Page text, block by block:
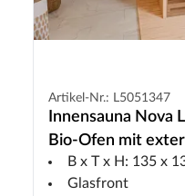
Artikel-Nr.: L5051347
Innensauna Nova
Bio-Ofen mit
B x T x H: 135 x
Glasfront